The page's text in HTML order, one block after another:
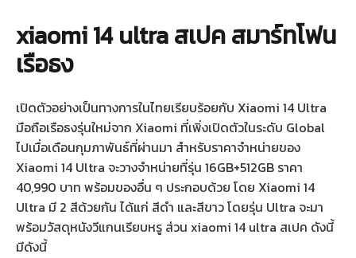
xiaomi 14 ultra สเปค สมาร์ทโฟน
เรือธง
เปิดตัวอย่างเป็นทางการในไทยเรียบร้อยกับ Xiaomi 14 Ultra
มือถือเรือธงรุ่นใหม่จาก Xiaomi ที่เพิ่งเปิดตัวในระดับ Global
ไปเมื่อเดือนกุมภาพันธ์ที่ผ่านมา สำหรับราคาจำหน่ายของ
Xiaomi 14 Ultra จะวางจำหน่ายที่รุ่น 16GB+512GB ราคา
40,990 บาท พร้อมของอื่น ๆ ประกอบด้วย โดย Xiaomi 14
Ultra มี 2 สีด้วยกัน ได้แก่ สีดำ และสีขาว โดยรุ่น Ultra จะมา
พร้อมวัสดุหนังวีแกนเรียบหรู ส่วน xiaomi 14 ultra สเปค ดังนี้
มีดังนี้